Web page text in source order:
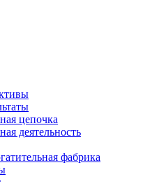
цепочка
деятельность
фабрика